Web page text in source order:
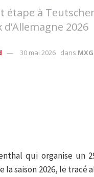
étape à
2026
30 mai 2026 dans
qui organise un
la saison 2026, le